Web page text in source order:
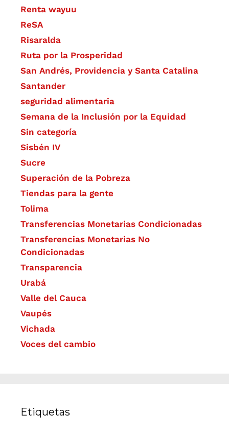
Renta wayuu
ReSA
Risaralda
Ruta por la Prosperidad
San Andrés, Providencia y Santa Catalina
Santander
seguridad alimentaria
Semana de la Inclusión por la Equidad
Sin categoría
Sisbén IV
Sucre
Superación de la Pobreza
Tiendas para la gente
Tolima
Transferencias Monetarias Condicionadas
Transferencias Monetarias No
Condicionadas
Transparencia
Urabá
Valle del Cauca
Vaupés
Vichada
Voces del cambio
Etiquetas